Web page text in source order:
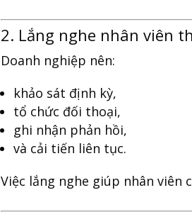
2. Lắng nghe nhân viên
Doanh nghiệp nên:
khảo sát định kỳ,
tổ chức đối thoại,
ghi nhận phản hồi,
và cải tiến liên tục.
Việc lắng nghe giúp nhân viên